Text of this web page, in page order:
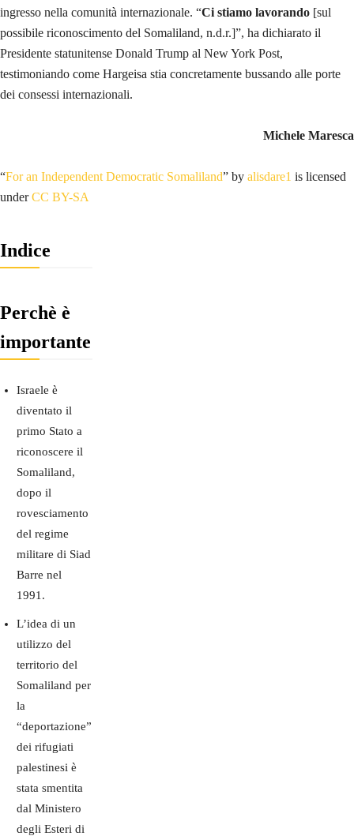
ingresso nella comunità internazionale. “Ci stiamo lavorando [sul
possibile riconoscimento del Somaliland, n.d.r.]”, ha dichiarato il
Presidente statunitense Donald Trump al New York Post,
testimoniando come Hargeisa stia concretamente bussando alle porte
dei consessi internazionali.
Michele Maresca
“For an Independent Democratic Somaliland” by alisdare1 is licensed
underCC BY-SA
Indice
Perchè è
importante
Israele è
diventato il
primo Stato a
riconoscere il
Somaliland,
dopo il
rovesciamento
del regime
militare di Siad
Barre nel
1991.
L’idea di un
utilizzo del
territorio del
Somaliland per
la
“deportazione”
dei rifugiati
palestinesi è
stata smentita
dal Ministero
degli Esteri di